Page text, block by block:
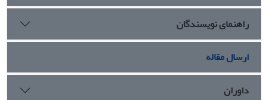
راهنمای نویسندگان
ارسال مقاله
داوران